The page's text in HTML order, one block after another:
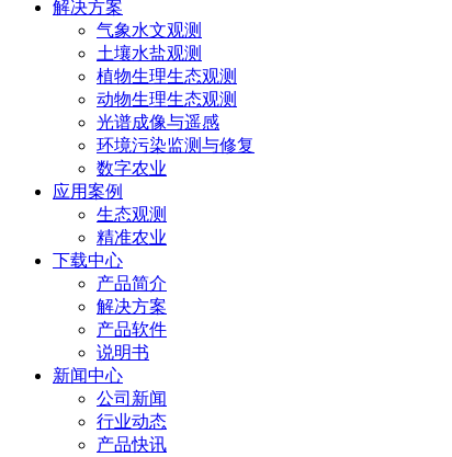
解决方案
气象水文观测
土壤水盐观测
植物生理生态观测
动物生理生态观测
光谱成像与遥感
环境污染监测与修复
数字农业
应用案例
生态观测
精准农业
下载中心
产品简介
解决方案
产品软件
说明书
新闻中心
公司新闻
行业动态
产品快讯